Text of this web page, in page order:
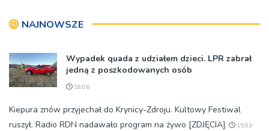
NAJNOWSZE
Wypadek quada z udziałem dzieci. LPR zabrał
jedną z poszkodowanych osób
18:06
Kiepura znów przyjechał do Krynicy-Zdroju. Kultowy Festiwal
ruszył. Radio RDN nadawało program na żywo [ZDJĘCIA]
15:03